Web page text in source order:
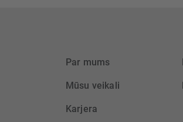
Par mums
Mūsu veikali
Karjera